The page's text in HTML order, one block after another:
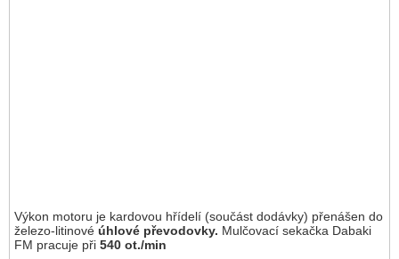
Výkon motoru je kardovou hřídelí (součást dodávky) přenášen do
železo-litinové úhlové převodovky. Mulčovací sekačka Dabaki
FM pracuje při 540 ot./min